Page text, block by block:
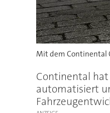
Mit dem Continental
Continental
automatisiert